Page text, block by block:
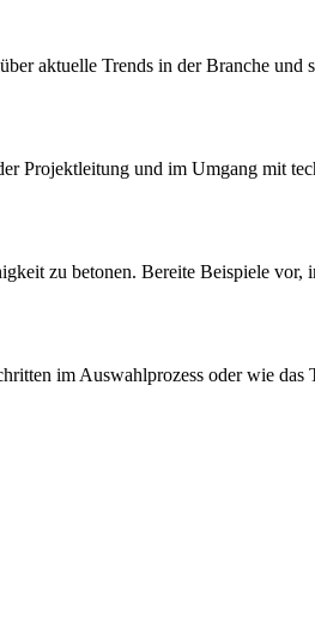
aktuelle Trends in der Branche
Projektleitung und im Umgang mit
zu betonen. Bereite Beispiele vor,
im Auswahlprozess oder wie